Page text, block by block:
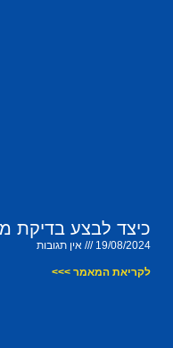
כיצד לבצע בדיקת
19/08/2024 אין תגובות
לקריאת המאמר >>>